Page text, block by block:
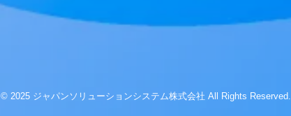
© 2025 ジャパンソリューションシステム株式会社 All Rights Reserved.